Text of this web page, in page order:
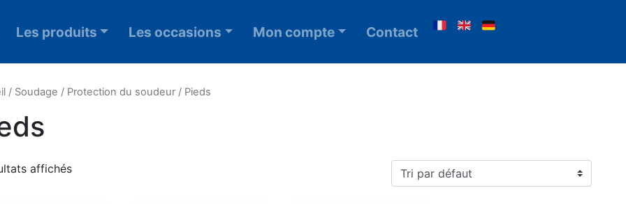
Les produits Les occasions Mon compte Contact
/ Soudage / Protection du soudeur / Pieds
affichés